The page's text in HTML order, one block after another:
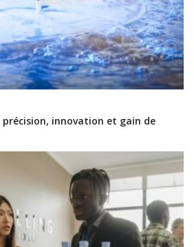
précision, innovation et gain de